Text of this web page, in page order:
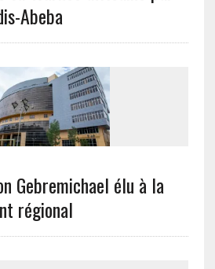
Abeba
Gebremichael élu à la
régional